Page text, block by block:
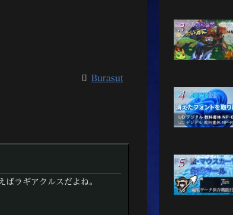
Burasut
ラギアクルスだよね。